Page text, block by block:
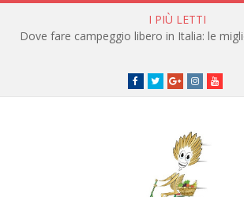
I PIÙ LETTI
Facebook
TwitterGoogle+instagramyoutube